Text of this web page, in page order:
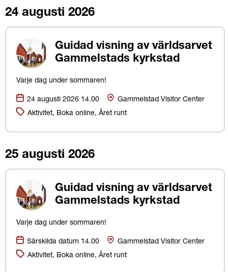
24 augusti 2026
Guidad visning av världsarvet
Gammelstads kyrkstad
Varje dag under sommaren!
Datum:
24 augusti 2026 14.00 Plats
Gammelstad Visitor Center
Kategorier:
Aktivitet, Boka online, Året runt
25 augusti 2026
Guidad visning av världsarvet
Gammelstads kyrkstad
Varje dag under sommaren!
Datum:
Särskilda datum 14.00 Plats
Gammelstad Visitor Center
Kategorier:
Aktivitet, Boka online, Året runt